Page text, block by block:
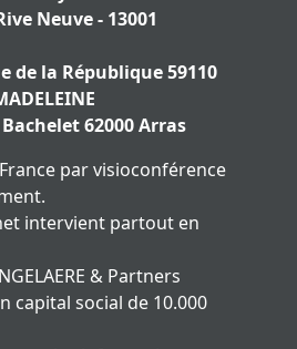
Neuve - 13001
de la République 59110
62000 Arras
par visioconférence
intervient partout en
& Partners
capital social de 10.000